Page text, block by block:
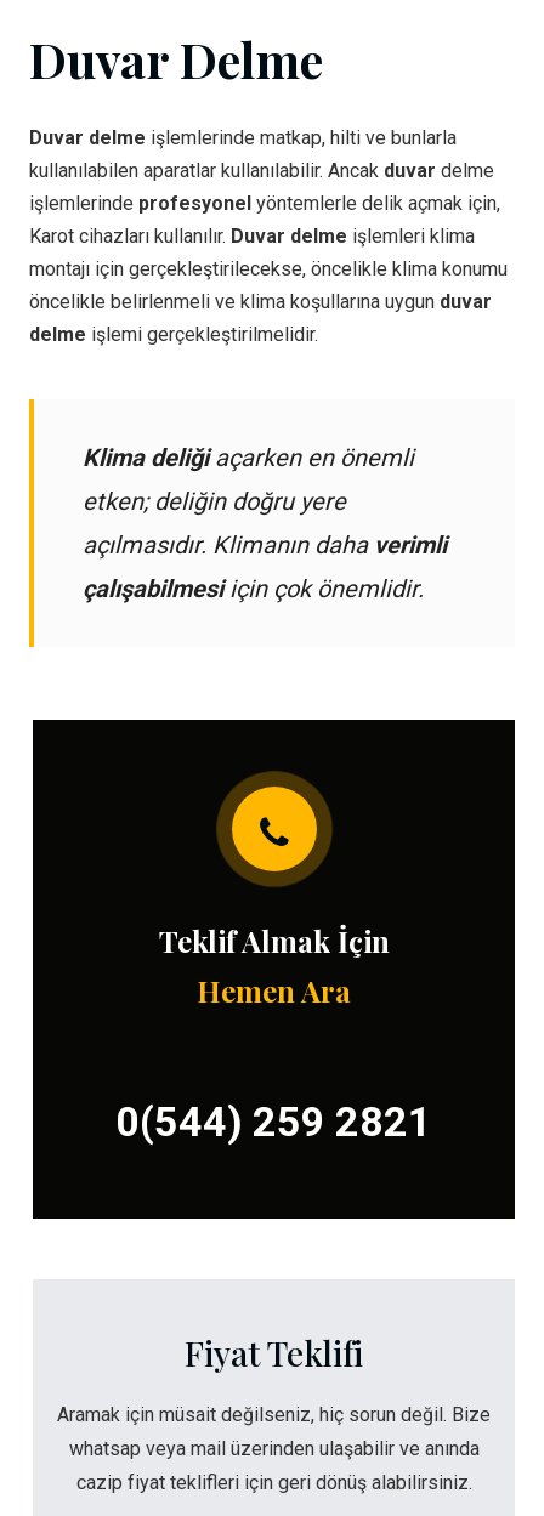
Duvar Delme
Duvar delme işlemlerinde matkap, hilti ve bunlarla
kullanılabilen aparatlar kullanılabilir. Ancak duvar delme
işlemlerinde profesyonel yöntemlerle delik açmak için,
Karot cihazları kullanılır. Duvar delme işlemleri klima
montajı için gerçekleştirilecekse, öncelikle klima konumu
öncelikle belirlenmeli ve klima koşullarına uygun duvar
delme işlemi gerçekleştirilmelidir.
Klima deliğiaçarken en önemli
etken; deliğin doğru yere
açılmasıdır. Klimanın daha verimli
çalışabilmesiiçin çok önemlidir.
Teklif Almak İçin
Hemen Ara
0(544) 259 2821
Fiyat Teklifi
Aramak için müsait değilseniz, hiç sorun değil. Bize
whatsap veya mail üzerinden ulaşabilir ve anında
cazip fiyat teklifleri için geri dönüş alabilirsiniz.